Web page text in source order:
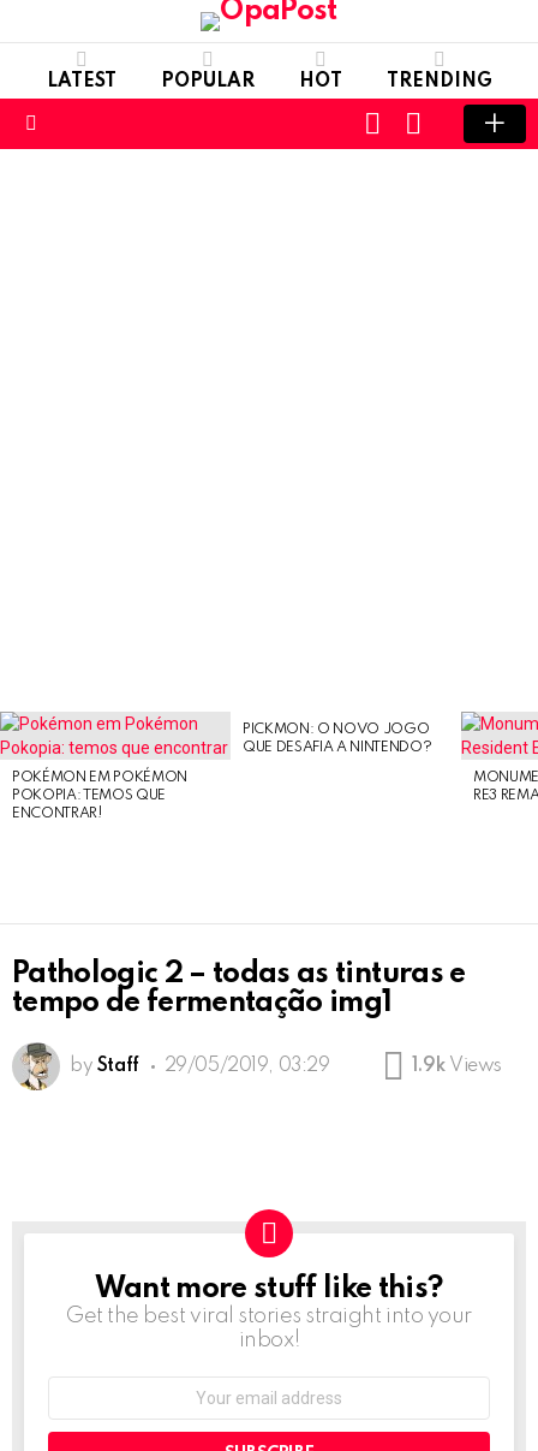
LATEST POPULAR HOT TRENDING
SWITCH
SKIN
LOGIN
LATEST
STORIES
POKÉMON EM POKÉMON
POKOPIA: TEMOS QUE
ENCONTRAR!
PICKMON: O NOVO JOGO
QUE DESAFIA A NINTENDO?
RE3
Pathologic 2 – todas as tinturas e
tempo de fermentação img1
by Staff 29/05/2019, 03:29 1.9k Views
NEWSLETTER
Want more stuff like this?
Get the best viral stories straight into your
inbox!